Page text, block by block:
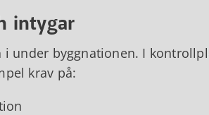
intygar
i under byggnationen. I
krav på: